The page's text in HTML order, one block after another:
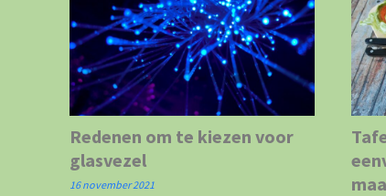
Redenen om te kiezen voor
glasvezel
16 november 2021